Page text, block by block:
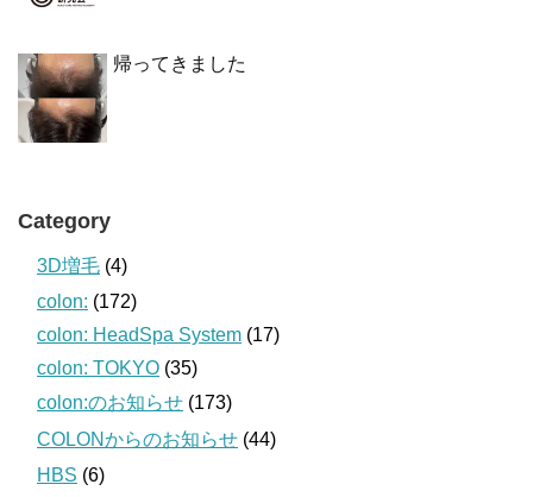
帰ってきました
Category
3D増毛 (4)
colon: (172)
colon: HeadSpa System (17)
colon: TOKYO (35)
colon:のお知らせ (173)
COLONからのお知らせ (44)
HBS (6)